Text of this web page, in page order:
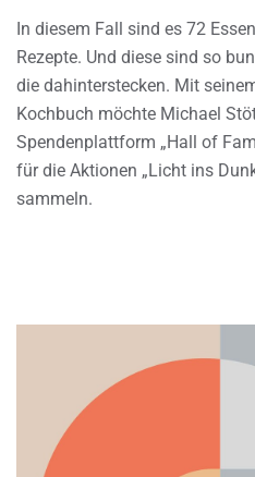
In diesem Fall sind es 72
Rezepte. Und diese sind so
die dahinterstecken. Mit
Kochbuch möchte Michael
Spendenplattform „Hall of
für die Aktionen „Licht ins
sammeln.